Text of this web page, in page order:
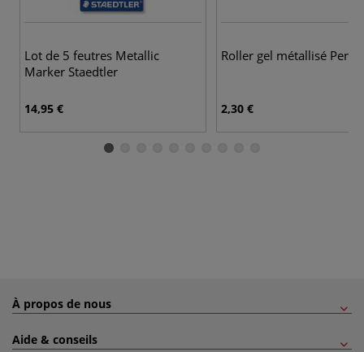
Lot de 5 feutres Metallic
Marker Staedtler
14,95 €
Roller gel métallisé Pentel
2,30 €
À propos de nous
Aide & conseils